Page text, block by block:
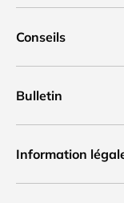
Conseils
Bulletin
Information